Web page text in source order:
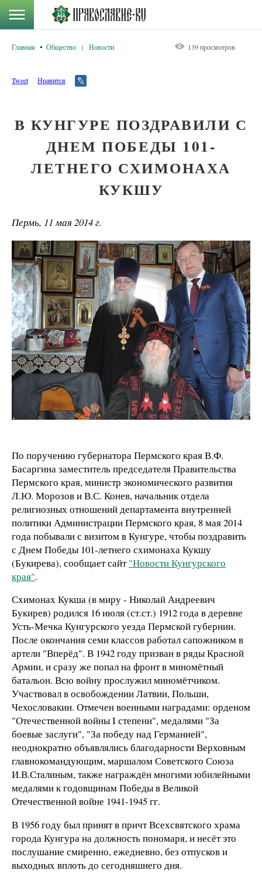
Главная Общество : Новости 139 просмотров
Tweet Нравится
В КУНГУРЕ ПОЗДРАВИЛИ С
ДНЕМ ПОБЕДЫ 101-
ЛЕТНЕГО СХИМОНАХА
КУКШУ
Пермь, 11 мая 2014 г.
По поручению губернатора Пермского края В.Ф.
Басаргина заместитель председателя Правительства
Пермского края, министр экономического развития
Л.Ю. Морозов и В.С. Конев, начальник отдела
религиозных отношений департамента внутренней
политики Администрации Пермского края, 8 мая 2014
года побывали с визитом в Кунгуре, чтобы поздравить
с Днем Победы 101-летнего схимонаха Кукшу
(Букирева), сообщает сайт"Новости Кунгурского
края".
Схимонах Кукша (в миру - Николай Андреевич
Букирев) родился 16 июля (ст.ст.) 1912 года в деревне
Усть-Мечка Кунгурского уезда Пермской губернии.
После окончания семи классов работал сапожником в
артели "Вперёд". В 1942 году призван в ряды Красной
Армии, и сразу же попал на фронт в миномётный
батальон. Всю войну прослужил миномётчиком.
Участвовал в освобождении Латвии, Польши,
Чехословакии. Отмечен военными наградами: орденом
"Отечественной войны I степени", медалями "За
боевые заслуги", "За победу над Германией",
неоднократно объявлялись благодарности Верховным
главнокомандующим, маршалом Советского Союза
И.В.Сталиным, также награждён многими юбилейными
медалями к годовщинам Победы в Великой
Отечественной войне 1941-1945 гг.
В 1956 году был принят в причт Всехсвятского храма
города Кунгура на должность пономаря, и несёт это
послушание смиренно, ежедневно, без отпусков и
выходных вплоть до сегодняшнего дня.